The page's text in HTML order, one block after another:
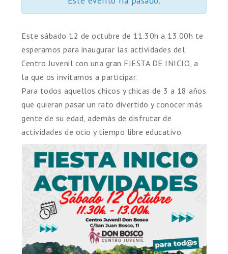
Este sábado 12 de octubre de 11.30h a 13.00h te
esperamos para inaugurar las actividades del
Centro Juvenil con una gran FIESTA DE INICIO, a
la que os invitamos a participar.
Para todos aquellos chicos y chicas de 3 a 18 años
que quieran pasar un rato divertido y conocer más
gente de su edad, además de disfrutar de
actividades de ocio y tiempo libre educativo.